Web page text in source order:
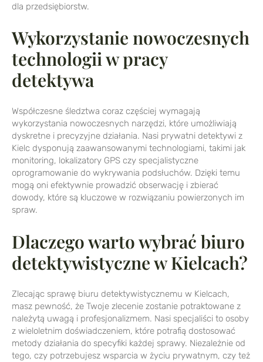
dla przedsiębiorstw.
Wykorzystanie nowoczesnych
technologii w pracy
detektywa
Współczesne śledztwa coraz częściej wymagają
wykorzystania nowoczesnych narzędzi, które umożliwiają
dyskretne i precyzyjne działania. Nasi prywatni detektywi z
Kielc dysponują zaawansowanymi technologiami, takimi jak
monitoring, lokalizatory GPS czy specjalistyczne
oprogramowanie do wykrywania podsłuchów. Dzięki temu
mogą oni efektywnie prowadzić obserwację i zbierać
dowody, które są kluczowe w rozwiązaniu powierzonych im
spraw.
Dlaczego warto wybrać biuro
detektywistyczne w Kielcach?
Zlecając sprawę biuru detektywistycznemu w Kielcach,
masz pewność, że Twoje zlecenie zostanie potraktowane z
należytą uwagą i profesjonalizmem. Nasi specjaliści to osoby
z wieloletnim doświadczeniem, które potrafią dostosować
metody działania do specyfiki każdej sprawy. Niezależnie od
tego, czy potrzebujesz wsparcia w życiu prywatnym, czy też